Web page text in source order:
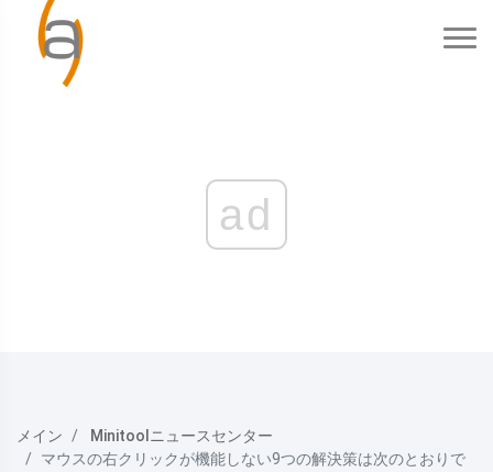
ad
メイン
Minitoolニュースセンター
マウスの右クリックが機能しない9つの解決策は次のとおりで